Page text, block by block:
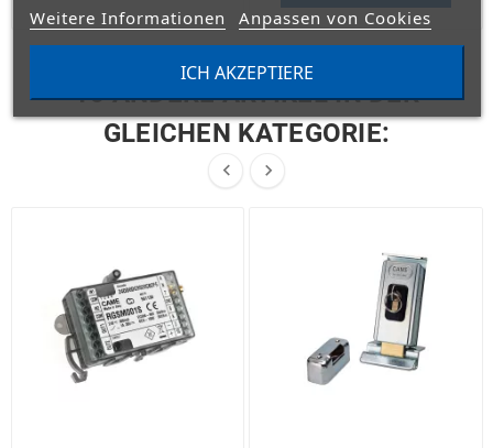
16 ANDERE ARTIKEL IN DER
GLEICHEN KATEGORIE:
 
Weitere Informationen Anpassen von Cookies
ICH AKZEPTIERE